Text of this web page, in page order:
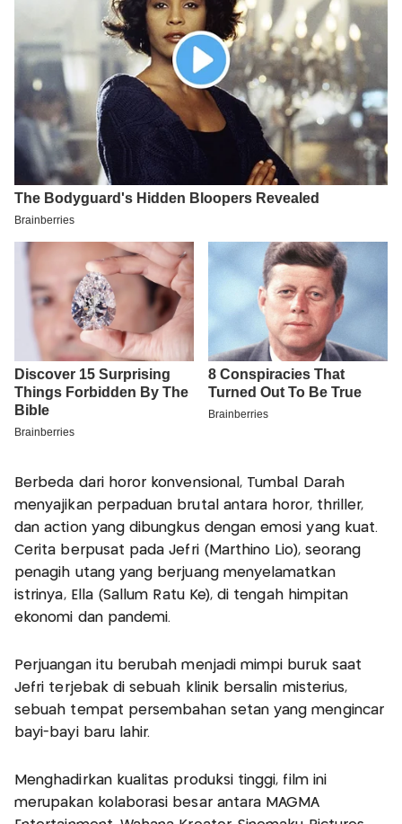
Berbeda dari horor konvensional, Tumbal Darah
menyajikan perpaduan brutal antara horor, thriller,
dan action yang dibungkus dengan emosi yang kuat.
Cerita berpusat pada Jefri (Marthino Lio), seorang
penagih utang yang berjuang menyelamatkan
istrinya, Ella (Sallum Ratu Ke), di tengah himpitan
ekonomi dan pandemi.
Perjuangan itu berubah menjadi mimpi buruk saat
Jefri terjebak di sebuah klinik bersalin misterius,
sebuah tempat persembahan setan yang mengincar
bayi-bayi baru lahir.
Menghadirkan kualitas produksi tinggi, film ini
merupakan kolaborasi besar antara MAGMA